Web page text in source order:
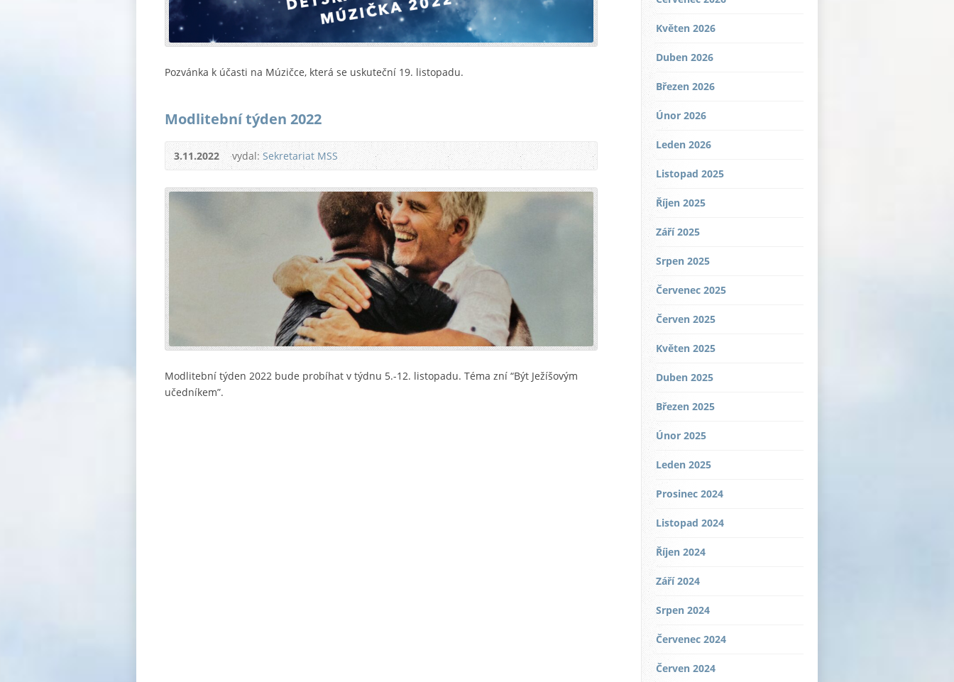
Pozvánka k účasti na Múzičce, která se uskuteční 19. listopadu.
Modlitební týden 2022
3.11.2022 vydal:Sekretariat MSS
Modlitební týden 2022 bude probíhat v týdnu 5.-12. listopadu. Téma zní “Být Ježíšovým
učedníkem”.
Květen 2026
Duben 2026
Březen 2026
Únor 2026
Leden 2026
Listopad 2025
Říjen 2025
Září 2025
Srpen 2025
Červenec 2025
Červen 2025
Květen 2025
Duben 2025
Březen 2025
Únor 2025
Leden 2025
Prosinec 2024
Listopad 2024
Říjen 2024
Září 2024
Srpen 2024
Červenec 2024
Červen 2024